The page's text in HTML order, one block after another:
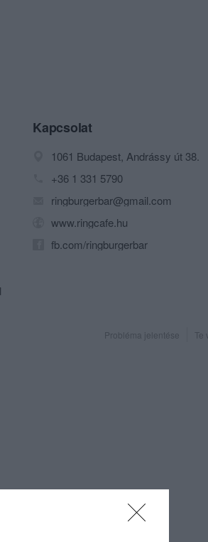
Kapcsolat
1061 Budapest, Andrássy út 38.
+36 1 331 5790
ringburgerbar@gmail.com
www.ringcafe.hu
fb.com/ringburgerbar
Probléma jelentése Te